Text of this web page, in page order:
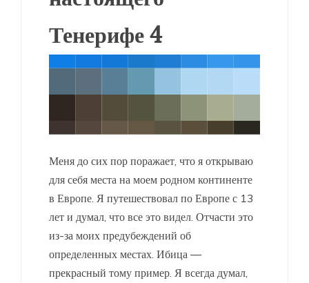
Тенерифе 4
Меня до сих пор поражает, что я открываю
для себя места на моем родном континенте
в Европе. Я путешествовал по Европе с 13
лет и думал, что все это видел. Отчасти это
из-за моих предубеждений об
определенных местах. Ибица —
прекрасный тому пример. Я всегда думал,